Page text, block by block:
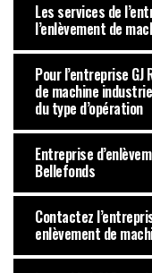
Les services de
l’enlèvement de
Pour l’entreprise
de machine
du type d’opération
Entreprise
Bellefonds
Contactez
enlèvement de